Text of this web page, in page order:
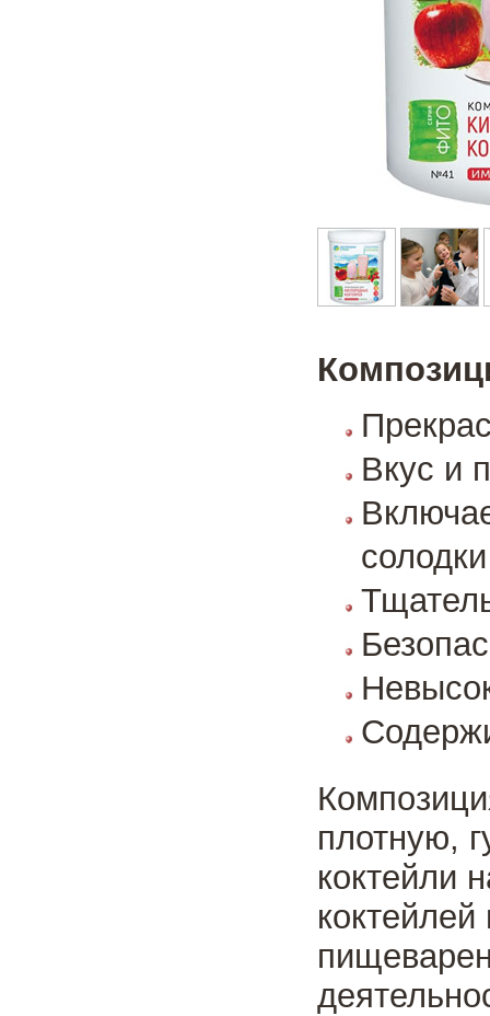
Вкус и
солодки
плотную,
коктейли